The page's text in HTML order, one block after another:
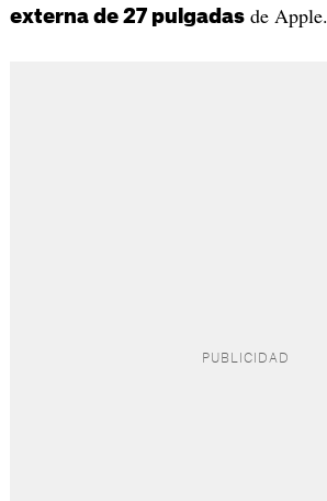
externa de 27 pulgadasde Apple.